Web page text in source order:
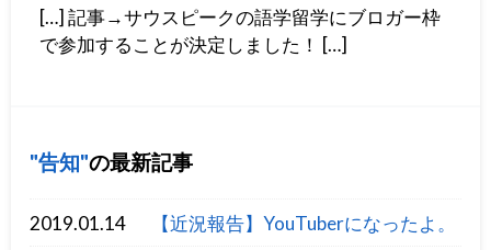
[…] 記事→サウスピークの語学留学にブロガー枠
で参加することが決定しました！ […]
告知 の最新記事
2019.01.14 【近況報告】YouTuberになったよ。